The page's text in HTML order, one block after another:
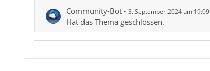
Community-Bot 3. September 2024 um 19:09
Hat das Thema geschlossen.